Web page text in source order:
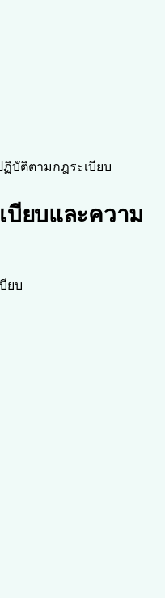
บัติตามกฎระเบียบ
บียบและความ
ยบ